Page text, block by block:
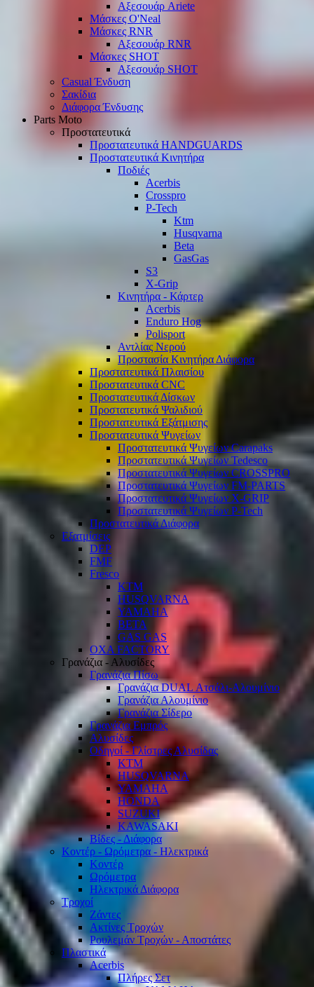
Αξεσουάρ Ariete
Μάσκες O'Neal
Μάσκες RNR
Αξεσουάρ RNR
Μάσκες SHOT
Αξεσουάρ SHOT
Casual Ένδυση
Σακίδια
Διάφορα Ένδυσης
Parts Moto
Προστατευτικά
Προστατευτικά HANDGUARDS
Προστατευτικά Κινητήρα
Ποδιές
Acerbis
Crosspro
P-Tech
Ktm
Husqvarna
Beta
GasGas
S3
X-Grip
Κινητήρα - Κάρτερ
Acerbis
Enduro Hog
Polisport
Αντλίας Νερού
Προστασία Κινητήρα Διάφορα
Προστατευτικά Πλαισίου
Προστατευτικά CNC
Προστατευτικά Δίσκων
Προστατευτικά Ψαλιδιού
Προστατευτικά Εξάτμισης
Προστατευτικά Ψυγείων
Προστατευτικά Ψυγείων Carapaks
Προστατευτικά Ψυγείων Tedesco
Προστατευτικά Ψυγείων CROSSPRO
Προστατευτικά Ψυγείων FM-PARTS
Προστατευτικά Ψυγείων X-GRIP
Προστατευτικά Ψυγείων P-Tech
Προστατευτικά Διάφορα
Εξατμίσεις
DEP
FMF
Fresco
KTM
HUSQVARNA
YAMAHA
BETA
GAS GAS
OXA FACTORY
Γρανάζια - Αλυσίδες
Γρανάζια Πίσω
Γρανάζια DUAL Ατσάλι-Αλουμίνιο
Γρανάζια Αλουμίνιο
Γρανάζια Σίδερο
Γρανάζια Εμπρός
Αλυσίδες
Οδηγοί - Γλίστρες Αλυσίδας
KTM
HUSQVARNA
YAMAHA
HONDA
SUZUKI
KAWASAKI
Βίδες - Διάφορα
Κοντέρ - Ωρόμετρα - Ηλεκτρικά
Κοντέρ
Ωρόμετρα
Ηλεκτρικά Διάφορα
Τροχοί
Ζάντες
Ακτίνες Τροχών
Ρουλεμάν Τροχών - Αποστάτες
Πλαστικά
Acerbis
Πλήρες Σετ